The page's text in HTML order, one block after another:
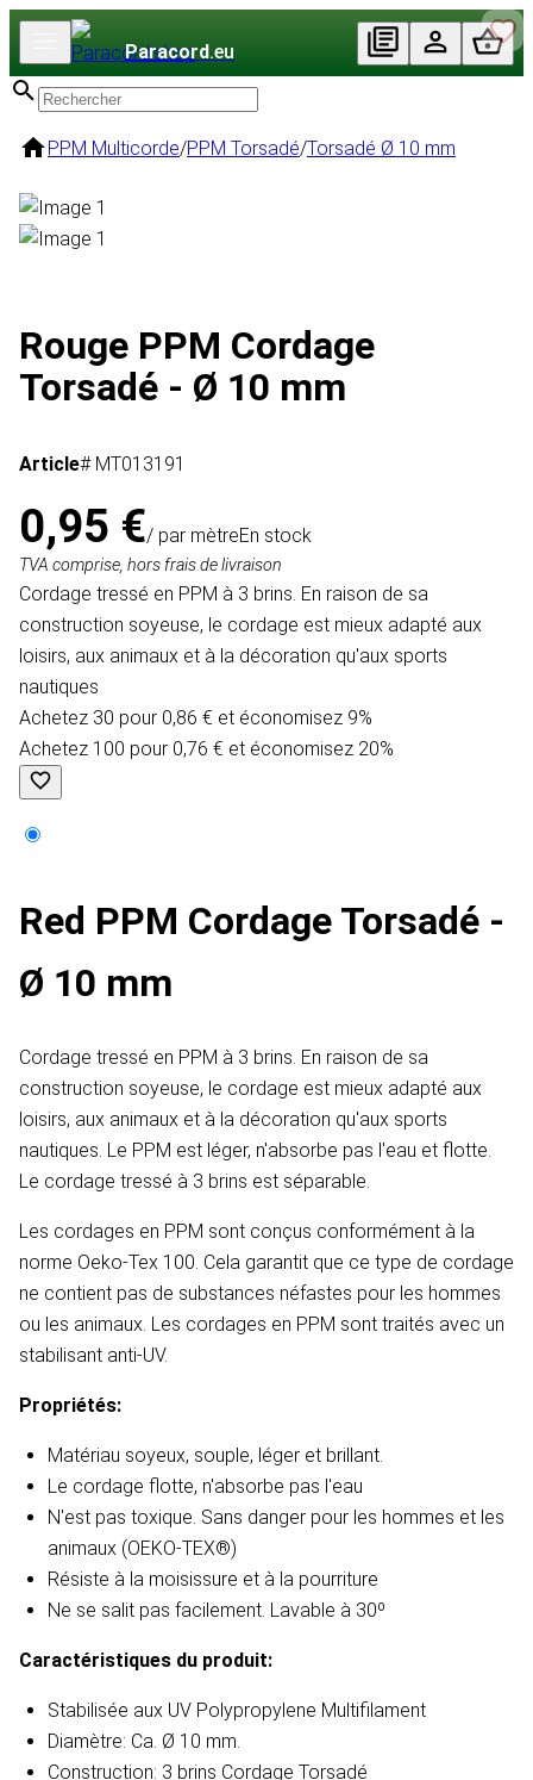
Paracord.eu
PPM Multicorde/PPM Torsadé/Torsadé Ø 10 mm
Rouge PPM Cordage
Torsadé - Ø 10 mm
Article# MT013191
0,95 €/ par mètreEn stock
TVA comprise, hors frais de livraison
Cordage tressé en PPM à 3 brins. En raison de sa
construction soyeuse, le cordage est mieux adapté aux
loisirs, aux animaux et à la décoration qu'aux sports
nautiques
Achetez 30 pour 0,86 € et économisez 9%
Achetez 100 pour 0,76 € et économisez 20%
Red PPM Cordage Torsadé -
Ø 10 mm
Cordage tressé en PPM à 3 brins. En raison de sa
construction soyeuse, le cordage est mieux adapté aux
loisirs, aux animaux et à la décoration qu'aux sports
nautiques. Le PPM est léger, n'absorbe pas l'eau et flotte.
Le cordage tressé à 3 brins est séparable.
Les cordages en PPM sont conçus conformément à la
norme Oeko-Tex 100. Cela garantit que ce type de cordage
ne contient pas de substances néfastes pour les hommes
ou les animaux. Les cordages en PPM sont traités avec un
stabilisant anti-UV.
Propriétés:
Matériau soyeux, souple, léger et brillant.
Le cordage flotte, n'absorbe pas l'eau
N'est pas toxique. Sans danger pour les hommes et les
animaux (OEKO-TEX®)
Résiste à la moisissure et à la pourriture
​Ne se salit pas facilement. Lavable à 30º
Caractéristiques du produit​:
Stabilisée aux UV Polypropylene Multifilament
Diamètre: Ca. Ø 10 mm.
​Construction: 3 brins Cordage Torsadé